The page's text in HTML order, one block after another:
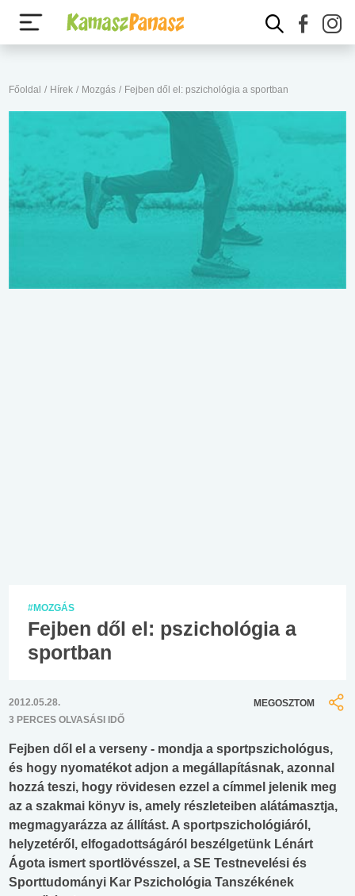
Főoldal / Hírek / Mozgás / Fejben dől el: pszichológia a sportban
#MOZGÁS
Fejben dől el: pszichológia a
sportban
2012.05.28.
3 PERCES OLVASÁSI IDŐ
MEGOSZTOM
Fejben dől el a verseny - mondja a sportpszichológus,
és hogy nyomatékot adjon a megállapításnak, azonnal
hozzá teszi, hogy rövidesen ezzel a címmel jelenik meg
az a szakmai könyv is, amely részleteiben alátámasztja,
megmagyarázza az állítást. A sportpszichológiáról,
helyzetéről, elfogadottságáról beszélgetünk Lénárt
Ágota ismert sportlövésszel, a SE Testnevelési és
Sporttudományi Kar Pszichológia Tanszékének